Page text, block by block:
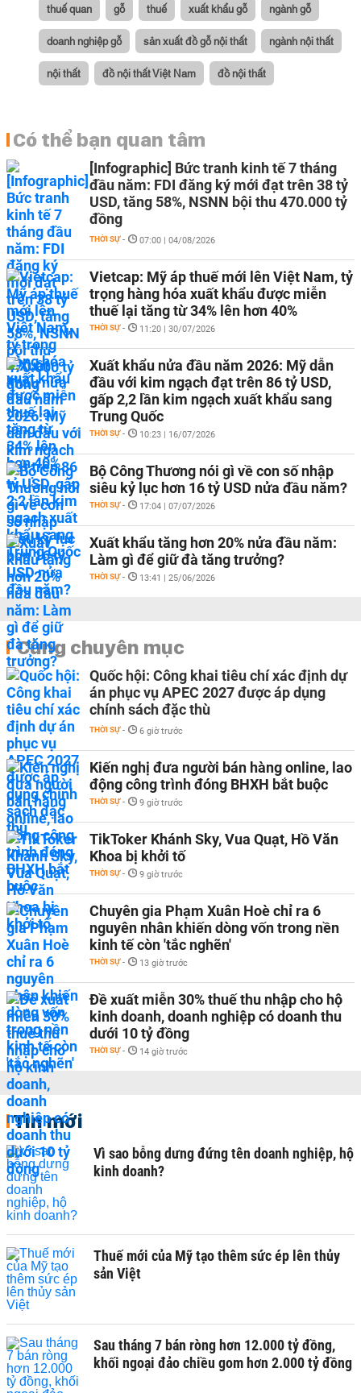
thuế quan gỗ thuế xuất khẩu gỗ ngành gỗ
doanh nghiệp gỗ sản xuất đồ gỗ nội thất ngành nội thất
nội thất đồ nội thất Việt Nam đồ nội thất
Có thể bạn quan tâm
[Infographic] Bức tranh kinh tế 7 tháng
đầu năm: FDI đăng ký mới đạt trên 38 tỷ
USD, tăng 58%, NSNN bội thu 470.000 tỷ
đồng
THỜI SỰ - 07:00 | 04/08/2026
Vietcap: Mỹ áp thuế mới lên Việt Nam, tỷ
trọng hàng hóa xuất khẩu được miễn
thuế lại tăng từ 34% lên hơn 40%
THỜI SỰ - 11:20 | 30/07/2026
Xuất khẩu nửa đầu năm 2026: Mỹ dẫn
đầu với kim ngạch đạt trên 86 tỷ USD,
gấp 2,2 lần kim ngạch xuất khẩu sang
Trung Quốc
THỜI SỰ - 10:23 | 16/07/2026
Bộ Công Thương nói gì về con số nhập
siêu kỷ lục hơn 16 tỷ USD nửa đầu năm?
THỜI SỰ - 17:04 | 07/07/2026
Xuất khẩu tăng hơn 20% nửa đầu năm:
Làm gì để giữ đà tăng trưởng?
THỜI SỰ - 13:41 | 25/06/2026
Cùng chuyên mục
Quốc hội: Công khai tiêu chí xác định dự
án phục vụ APEC 2027 được áp dụng
chính sách đặc thù
THỜI SỰ - 6 giờ trước
Kiến nghị đưa người bán hàng online, lao
động công trình đóng BHXH bắt buộc
THỜI SỰ - 9 giờ trước
TikToker Khánh Sky, Vua Quạt, Hồ Văn
Khoa bị khởi tố
THỜI SỰ - 9 giờ trước
Chuyên gia Phạm Xuân Hoè chỉ ra 6
nguyên nhân khiến dòng vốn trong nền
kinh tế còn 'tắc nghẽn'
THỜI SỰ - 13 giờ trước
Đề xuất miễn 30% thuế thu nhập cho hộ
kinh doanh, doanh nghiệp có doanh thu
dưới 10 tỷ đồng
THỜI SỰ - 14 giờ trước
Tin mới
Vì sao bỗng dưng đứng tên doanh nghiệp, hộ
kinh doanh?
Thuế mới của Mỹ tạo thêm sức ép lên thủy
sản Việt
Sau tháng 7 bán ròng hơn 12.000 tỷ đồng,
khối ngoại đảo chiều gom hơn 2.000 tỷ đồng